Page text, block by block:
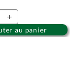
+
au panier